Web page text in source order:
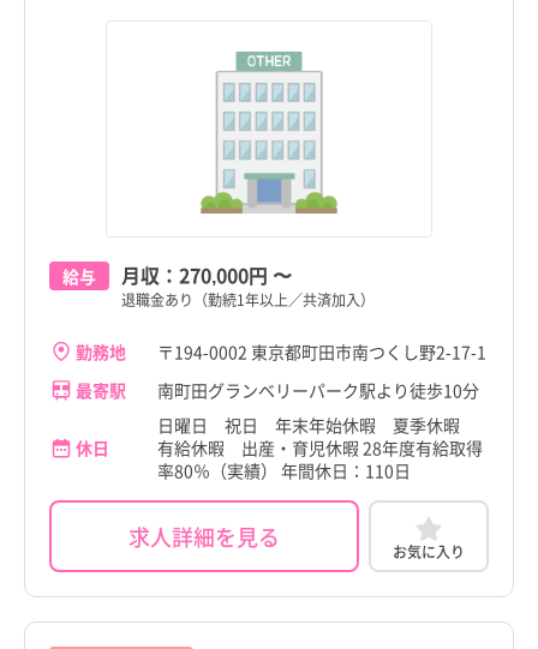
給与 月収： 270,000円 〜
退職金あり（勤続1年以上／共済加入）
勤務地
〒194-0002 東京都町田市南つくし野2-17-1
最寄駅
南町田グランベリーパーク駅より徒歩10分
休日
日曜日 祝日 年末年始休暇 夏季休暇
有給休暇 出産・育児休暇 28年度有給取得
率80％（実績） 年間休日：110日
求人詳細を見る お気に入り